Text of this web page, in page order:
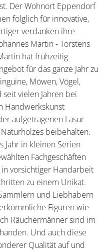
Der Wohnort Eppendorf
folglich für innovative,
verdanken ihre
Martin - Torstens
hat frühzeitig
für das ganze Jahr zu
Möwen, Vögel,
seit vielen Jahren bei
Handwerkskunst
aufgetragenen Lasur
beibehalten.
Jahr in kleinen Serien
Fachgeschäften
vorsichtiger Handarbeit
zu einem Unikat.
und Liebhabern
Figuren wie
Räuchermänner sind im
Und auch diese
Qualität auf und